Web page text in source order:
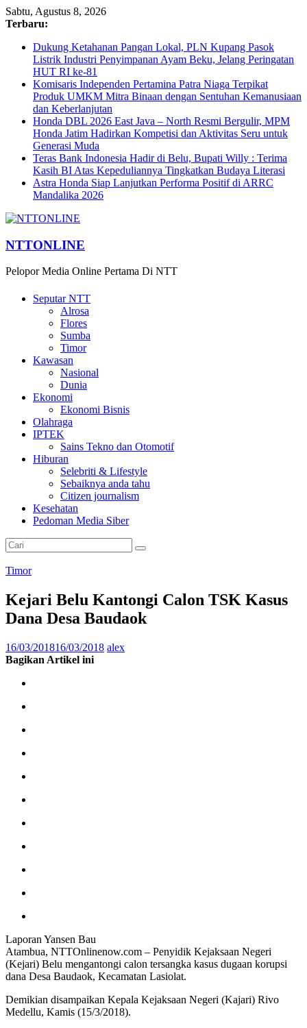
Sabtu, Agustus 8, 2026
Terbaru:
Dukung Ketahanan Pangan Lokal, PLN Kupang Pasok
Listrik Industri Penyimpanan Ayam Beku, Jelang Peringatan
HUT RI ke-81
Komisaris Independen Pertamina Patra Niaga Terpikat
Produk UMKM Mitra Binaan dengan Sentuhan Kemanusiaan
dan Keberlanjutan
Honda DBL 2026 East Java – North Resmi Bergulir, MPM
Honda Jatim Hadirkan Kompetisi dan Aktivitas Seru untuk
Generasi Muda
Teras Bank Indonesia Hadir di Belu, Bupati Willy : Terima
Kasih BI Atas Kepeduliannya Tingkatkan Budaya Literasi
Astra Honda Siap Lanjutkan Performa Positif di ARRC
Mandalika 2026
NTTONLINE
Pelopor Media Online Pertama Di NTT
Seputar NTT
Alrosa
Flores
Sumba
Timor
Kawasan
Nasional
Dunia
Ekonomi
Ekonomi Bisnis
Olahraga
IPTEK
Sains Tekno dan Otomotif
Hiburan
Selebriti & Lifestyle
Sebaiknya anda tahu
Citizen journalism
Kesehatan
Pedoman Media Siber
Timor
Kejari Belu Kantongi Calon TSK Kasus
Dana Desa Baudaok
16/03/201816/03/2018 alex
Bagikan Artikel ini
Laporan Yansen Bau
Atambua, NTTOnlinenow.com – Penyidik Kejaksaan Negeri
(Kejari) Belu mengantongi calon tersangka kasus dugaan korupsi
dana Desa Baudaok, Kecamatan Lasiolat.
Demikian disampaikan Kepala Kejaksaan Negeri (Kajari) Rivo
Medellu, Kamis (15/3/2018).